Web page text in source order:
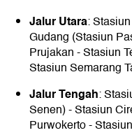
Jalur Utara:
Gudang (Stasiun
Prujakan - Stasiun
Stasiun Semarang
Jalur Tengah:
Senen) - Stasiun
Purwokerto -